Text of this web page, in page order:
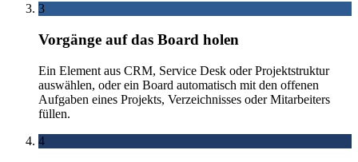
3
Vorgänge auf das Board holen
Ein Element aus CRM, Service Desk oder Projektstruktur
auswählen, oder ein Board automatisch mit den offenen
Aufgaben eines Projekts, Verzeichnisses oder Mitarbeiters
füllen.
4